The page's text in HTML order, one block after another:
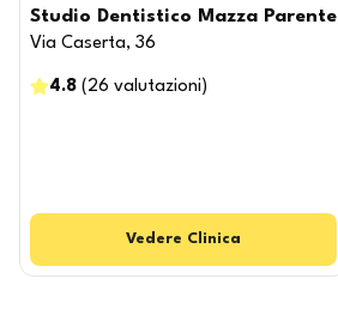
Studio Dentistico Mazza Parente
Via Caserta, 36
4.8 ( 26 valutazioni )
Vedere Clinica